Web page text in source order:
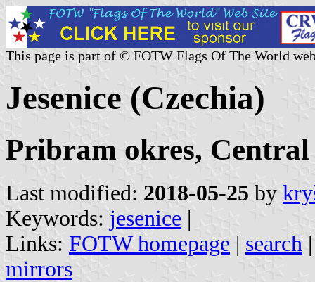
This page is part of © FOTW Flags Of The World
Jesenice (Czechia)
Pribram okres,
Last modified: 2018-05-25 by
Keywords: jesenice |
Links: FOTW homepage | search
mirrors